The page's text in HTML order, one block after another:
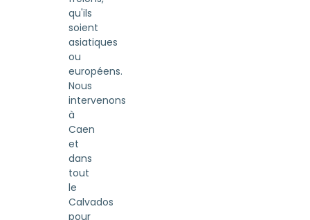
qu'ils
soient
asiatiques
ou
européens.
Nous
intervenons
à
Caen
et
dans
tout
le
Calvados
pour